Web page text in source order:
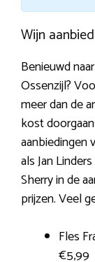
Wijn
Benieuwd
Ossenzijl?
meer dan de
kost
aanbiedingen
als Jan
Sherry in de
prijzen. Veel
Fles
€5,99